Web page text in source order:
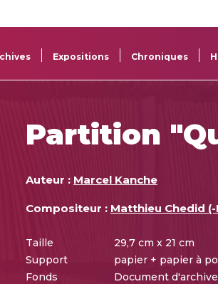
Sacem
projets
Expositions Chroniques
Partition
Auteur : Marcel Kanche
Compositeur : Matthieu Chedid (-
Taille
29,7 cm x 21 cm
Support
papier + papier à
Fonds
Document